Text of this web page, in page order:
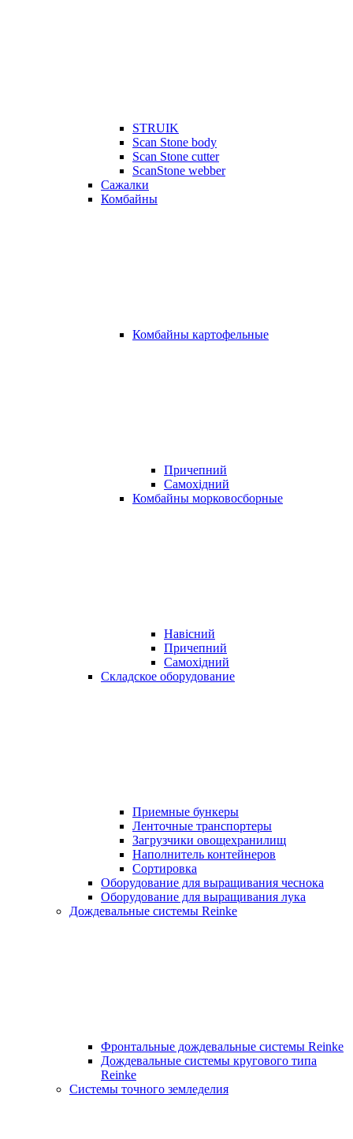
STRUIK
Scan Stone body
Scan Stone cutter
ScanStone webber
Сажалки
Комбайны
Комбайны картофельные
Причепний
Самохідний
Комбайны морковосборные
Навісний
Причепний
Самохідний
Складское оборудование
Приемные бункеры
Ленточные транспортеры
Загрузчики овощехранилищ
Наполнитель контейнеров
Сортировка
Оборудование для выращивания чеснока
Оборудование для выращивания лука
Дождевальные системы Reinke
Фронтальные дождевальные системы Reinke
Дождевальные системы кругового типа
Reinke
Системы точного земледелия